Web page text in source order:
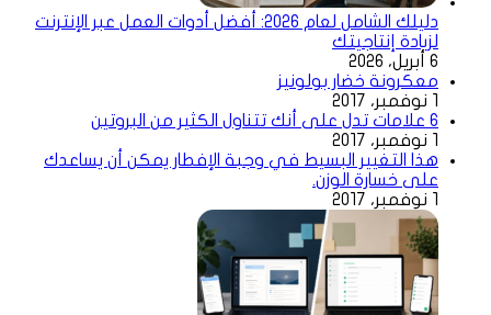
دليلك الشامل لعام 2026: أفضل أدوات العمل عبر الإنترنت
لزيادة إنتاجيتك
6 أبريل، 2026
معكرونة خضار بولونيز
1 نوفمبر، 2017
6 علامات تدل على أنك تتناول الكثير من البروتين
1 نوفمبر، 2017
هذا التغيير البسيط في وجبة الإفطار يمكن أن يساعدك
على خسارة الوزن.
1 نوفمبر، 2017